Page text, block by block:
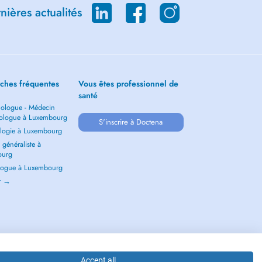
actualités
fréquentes
- Médecin
à Luxembourg
à Luxembourg
à
à Luxembourg
→
Vous êtes professionnel de
santé
S'inscrire à Doctena